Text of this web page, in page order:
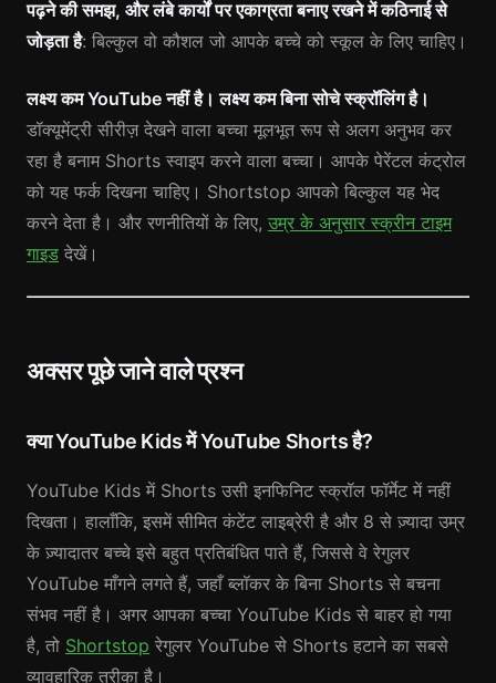
पढ़ने की समझ, और लंबे कार्यों पर एकाग्रता बनाए रखने में कठिनाई से
जोड़ता है: बिल्कुल वो कौशल जो आपके बच्चे को स्कूल के लिए चाहिए।
लक्ष्य कम YouTube नहीं है। लक्ष्य कम बिना सोचे स्क्रॉलिंग है।
डॉक्यूमेंट्री सीरीज़ देखने वाला बच्चा मूलभूत रूप से अलग अनुभव कर
रहा है बनाम Shorts स्वाइप करने वाला बच्चा। आपके पेरेंटल कंट्रोल
को यह फर्क दिखना चाहिए। Shortstop आपको बिल्कुल यह भेद
करने देता है। और रणनीतियों के लिए, उम्र के अनुसार स्क्रीन टाइम
गाइड देखें।
अक्सर पूछे जाने वाले प्रश्न
क्या YouTube Kids में YouTube Shorts है?
YouTube Kids में Shorts उसी इनफिनिट स्क्रॉल फॉर्मेट में नहीं
दिखता। हालाँकि, इसमें सीमित कंटेंट लाइब्रेरी है और 8 से ज़्यादा उम्र
के ज़्यादातर बच्चे इसे बहुत प्रतिबंधित पाते हैं, जिससे वे रेगुलर
YouTube माँगने लगते हैं, जहाँ ब्लॉकर के बिना Shorts से बचना
संभव नहीं है। अगर आपका बच्चा YouTube Kids से बाहर हो गया
है, तो Shortstop रेगुलर YouTube से Shorts हटाने का सबसे
व्यावहारिक तरीका है।